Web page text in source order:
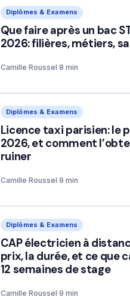
Diplômes & Examens
Que faire après un bac
2026: filières, métiers,
Camille Roussel·8 min
Diplômes & Examens
Licence taxi parisien: le
2026, et comment
ruiner
Camille Roussel·9 min
Diplômes & Examens
CAP électricien à
prix, la durée, et ce que
12 semaines de stage
Camille Roussel·9 min